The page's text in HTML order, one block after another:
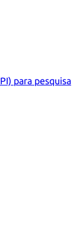
para pesquisa